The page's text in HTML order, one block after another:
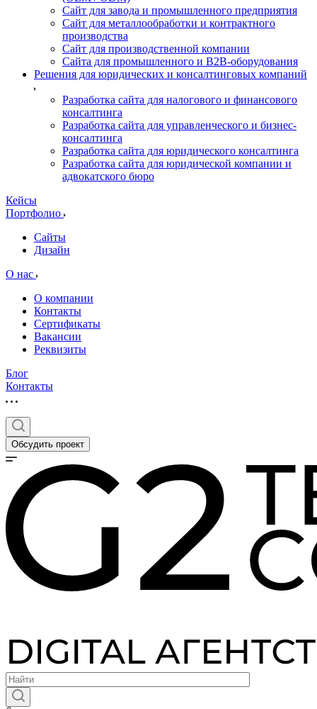
Сайт для завода и промышленного предприятия
Сайт для металлообработки и контрактного
производства
Сайт для производственной компании
Сайта для промышленного и B2B-оборудования
Решения для юридических и консалтинговых компаний
Разработка сайта для налогового и финансового
консалтинга
Разработка сайта для управленческого и бизнес-
консалтинга
Разработка сайта для юридического консалтинга
Разработка сайта для юридической компании и
адвокатского бюро
Кейсы
Портфолио
Сайты
Дизайн
О нас
О компании
Контакты
Сертификаты
Вакансии
Реквизиты
Блог
Контакты
Обсудить проект